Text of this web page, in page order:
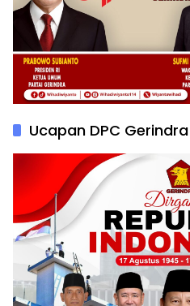
Ucapan DPC